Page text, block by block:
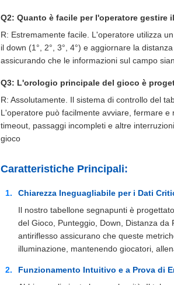
Q2: Quanto è facile per l'operatore gestire
R: Estremamente facile. L'operatore utilizza
il down (1°, 2°, 3°, 4°) e aggiornare la
assicurando che le informazioni sul campo
Q3: L'orologio principale del gioco è
R: Assolutamente. Il sistema di controllo del
L'operatore può facilmente avviare, fermare
timeout, passaggi incompleti e altre
gioco
Caratteristiche Principali:
Chiarezza Ineguagliabile per i Dati
Il nostro tabellone segnapunti è
del Gioco, Punteggio, Down, Distanza
antiriflesso assicurano che queste
illuminazione, mantenendo giocatori,
Funzionamento Intuitivo e a Prova di